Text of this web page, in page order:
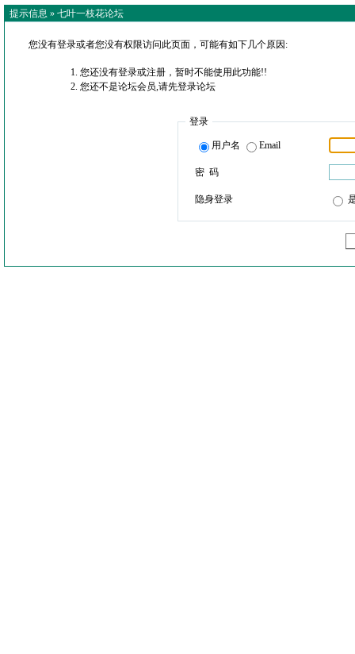
提示信息 » 七叶一枝花论坛
您没有登录或者您没有权限访问此页面，可能有如下几个原因:
您还没有登录或注册，暂时不能使用此功能!!
您还不是论坛会员,请先登录论坛
登录
用户名 Email
密 码
隐身登录